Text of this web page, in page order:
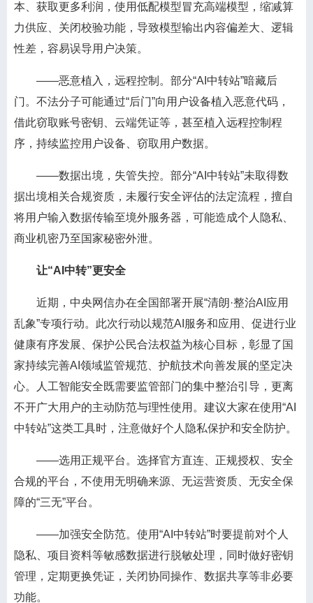
本、获取更多利润，使用低配模型冒充高端模型，缩减算
力供应、关闭校验功能，导致模型输出内容偏差大、逻辑
性差，容易误导用户决策。
——恶意植入，远程控制。部分“AI中转站”暗藏后
门。不法分子可能通过“后门”向用户设备植入恶意代码，
借此窃取账号密钥、云端凭证等，甚至植入远程控制程
序，持续监控用户设备、窃取用户数据。
——数据出境，失管失控。部分“AI中转站”未取得数
据出境相关合规资质，未履行安全评估的法定流程，擅自
将用户输入数据传输至境外服务器，可能造成个人隐私、
商业机密乃至国家秘密外泄。
让“AI中转”更安全
近期，中央网信办在全国部署开展“清朗·整治AI应用
乱象”专项行动。此次行动以规范AI服务和应用、促进行业
健康有序发展、保护公民合法权益为核心目标，彰显了国
家持续完善AI领域监管规范、护航技术向善发展的坚定决
心。人工智能安全既需要监管部门的集中整治引导，更离
不开广大用户的主动防范与理性使用。建议大家在使用“AI
中转站”这类工具时，注意做好个人隐私保护和安全防护。
——选用正规平台。选择官方直连、正规授权、安全
合规的平台，不使用无明确来源、无运营资质、无安全保
障的“三无”平台。
——加强安全防范。使用“AI中转站”时要提前对个人
隐私、项目资料等敏感数据进行脱敏处理，同时做好密钥
管理，定期更换凭证，关闭协同操作、数据共享等非必要
功能。